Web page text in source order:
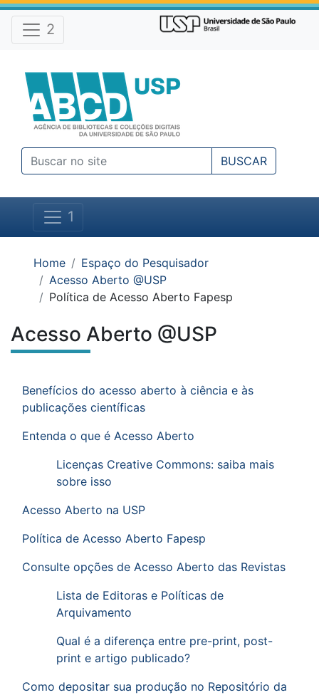
e Ferramentas do site
Ir para o conteúdo [1]
Ir para o menu [2]
Ir para a busca [3]
2
BUSCAR
1
Home
Espaço do Pesquisador
Acesso Aberto @USP
Política de Acesso Aberto Fapesp
Conteúdo do site
Você está na área:
Acesso Aberto @USP
Ir para o menu de sub-páginas.
Menu de sub-páginas
Benefícios do acesso aberto à ciência e às
publicações científicas
Entenda o que é Acesso Aberto
Licenças Creative Commons: saiba mais
sobre isso
Acesso Aberto na USP
Política de Acesso Aberto Fapesp
Consulte opções de Acesso Aberto das Revistas
Lista de Editoras e Políticas de
Arquivamento
Qual é a diferença entre pre-print, post-
print e artigo publicado?
Como depositar sua produção no Repositório da